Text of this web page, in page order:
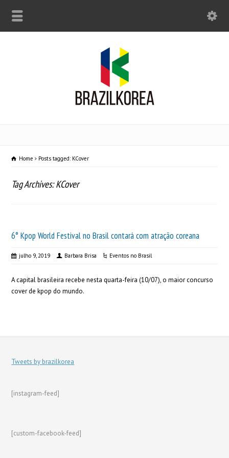
Home Posts tagged: KCover
Tag Archives: KCover
6° Kpop World Festival no Brasil contará com atração coreana
julho 9, 2019 Barbara Brisa Eventos no Brasil
A capital brasileira recebe nesta quarta-feira (10/07), o maior concurso
cover de kpop do mundo.
Tweets by brazilkorea
[instagram-feed]
[custom-facebook-feed]